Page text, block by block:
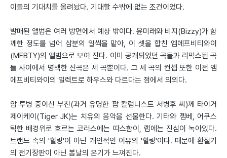
이들의 기대치를 올려놨다. 기대할 수밖에 없는 조건이었다.
발매된 앨범은 여러 방면에서 예상 밖이다. 윤미래와 비지(Bizzy)가 함
께한 정도를 넘어 삼분의 일씩을 맡아, 이 셋을 합친 엠에프비티와이
(MFBTY)의 앨범으로 보여 진다. 이미 공개되었던 곡들과 리믹스된 곡
들 사이에서 명백한 신곡은 세 곡뿐이다. 그 세 곡의 컨셉 또한 이전 엠
에프비티와이의 일렉트로 하우스와 다르다는 점에서 의외다.
암 투병 중이신 부친(과거 유명한 팝 칼럼니스트 서병후 씨)께 타이거
제이케이(Tiger JK)는 치유의 음악을 선물한다. 기타와 젬베, 어쿠스
틱한 배경위로 흐르는 코러스에는 따스함이, 랩에는 진심이 녹아있다.
트랜드 속의 '힐링'이 아닌 개인적인 이유의 '힐링'이다. 때문에 환절기
의 전기장판이 아닌 봄날의 온기가 느껴진다.